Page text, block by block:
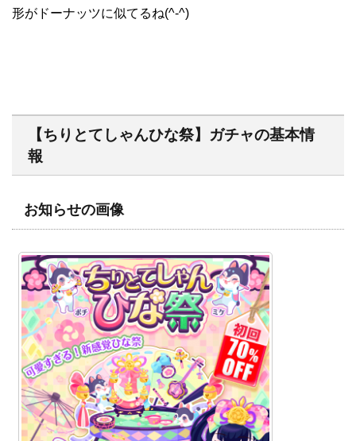
形がドーナッツに似てるね(^-^)
【ちりとてしゃんひな祭】ガチャの基本情
報
お知らせの画像